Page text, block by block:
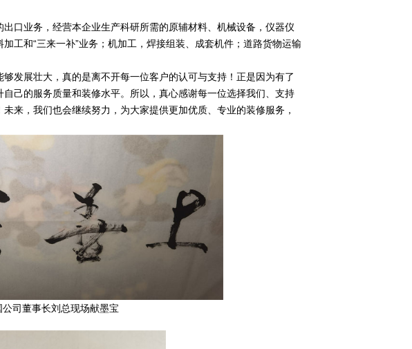
口业务，经营本企业生产科研所需的原辅材料、机械设备，仪器仪
工和“三来一补”业务；机加工，焊接组装、成套机件；道路货物运输
发展壮大，真的是离不开每一位客户的认可与支持！正是因为有了
己的服务质量和装修水平。所以，真心感谢每一位选择我们、支持
来，我们也会继续努力，为大家提供更加优质、专业的装修服务，
司董事长刘总现场献墨宝